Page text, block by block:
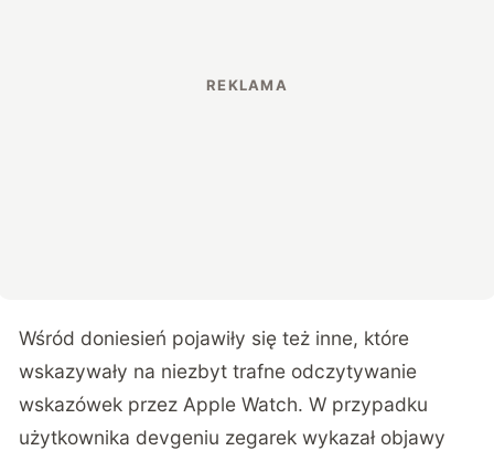
Wśród doniesień pojawiły się też inne, które
wskazywały na niezbyt trafne odczytywanie
wskazówek przez Apple Watch. W przypadku
użytkownika devgeniu zegarek wykazał objawy